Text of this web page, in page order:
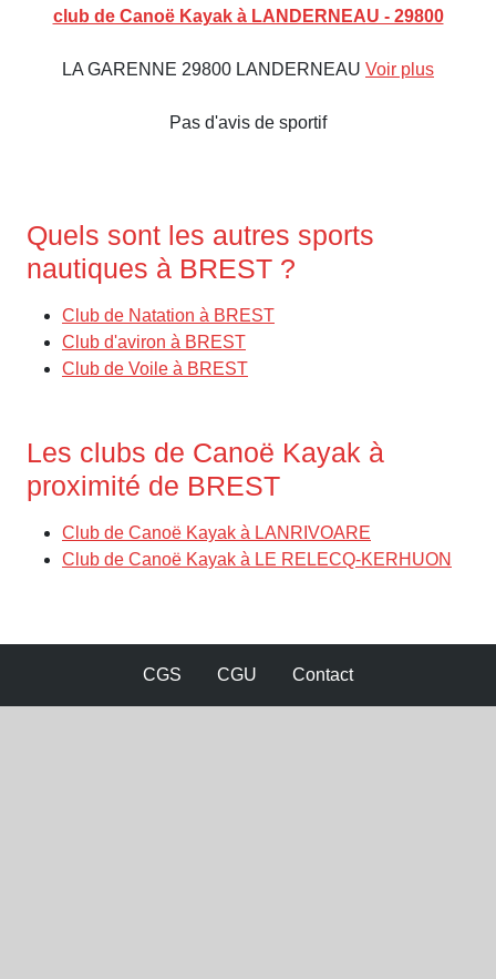
club de Canoë Kayak à LANDERNEAU - 29800
LA GARENNE 29800 LANDERNEAU Voir plus
Pas d'avis de sportif
Quels sont les autres sports
nautiques à BREST ?
Club de Natation à BREST
Club d'aviron à BREST
Club de Voile à BREST
Les clubs de Canoë Kayak à
proximité de BREST
Club de Canoë Kayak à LANRIVOARE
Club de Canoë Kayak à LE RELECQ-KERHUON
CGS CGU Contact